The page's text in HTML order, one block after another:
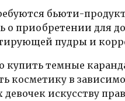
бьюти-
о приобретении для
пудры и
темные
косметику в
девочек искусству